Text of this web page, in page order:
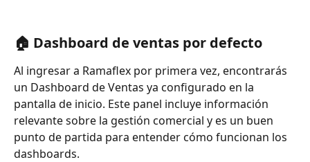
🏠 Dashboard de ventas por defecto
Al ingresar a Ramaflex por primera vez, encontrarás
un Dashboard de Ventas ya configurado en la
pantalla de inicio. Este panel incluye información
relevante sobre la gestión comercial y es un buen
punto de partida para entender cómo funcionan los
dashboards.